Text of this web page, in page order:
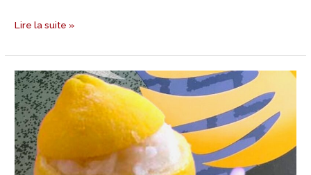
Lire la suite »
Recette
de
glace
aux
citrons
à